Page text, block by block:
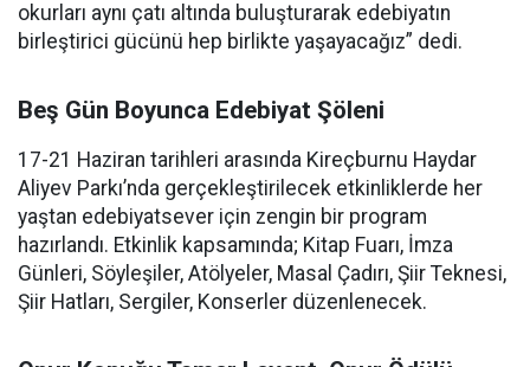
okurları aynı çatı altında buluşturarak edebiyatın
birleştirici gücünü hep birlikte yaşayacağız” dedi.
Beş Gün Boyunca Edebiyat Şöleni
17-21 Haziran tarihleri arasında Kireçburnu Haydar
Aliyev Parkı’nda gerçekleştirilecek etkinliklerde her
yaştan edebiyatsever için zengin bir program
hazırlandı. Etkinlik kapsamında; Kitap Fuarı, İmza
Günleri, Söyleşiler, Atölyeler, Masal Çadırı, Şiir Teknesi,
Şiir Hatları, Sergiler, Konserler düzenlenecek.